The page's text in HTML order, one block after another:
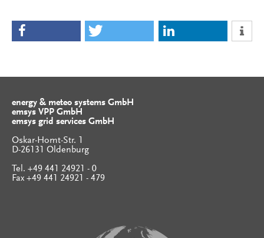
energy & meteo systems GmbH
emsys VPP GmbH
emsys grid services GmbH
Oskar-Homt-Str. 1
D-26131 Oldenburg
Tel. +49 441 24921 - 0
Fax +49 441 24921 - 479